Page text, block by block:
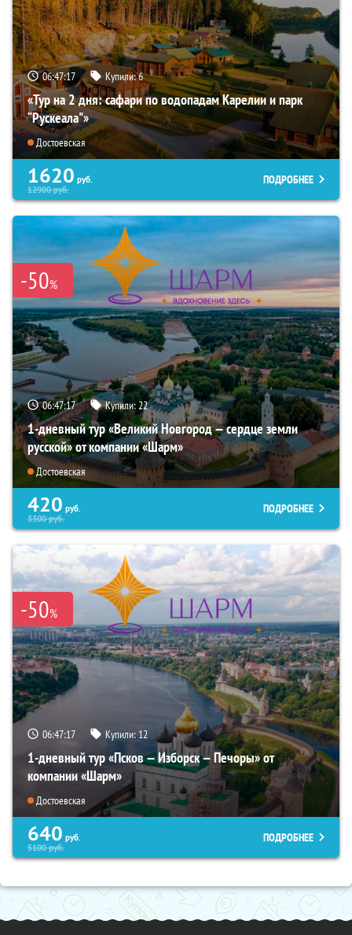
06:47:16 Купили:6
«Тур на 2 дня: сафари по водопадам Карелии и парк
“Рускеала"»
Достоевская
1620 руб.
12900руб.
ПОДРОБНЕЕ
-50%
06:47:16 Купили:22
1-дневный тур «Великий Новгород — сердце земли
русской» от компании «Шарм»
Достоевская
420 руб.
3300руб.
ПОДРОБНЕЕ
-50%
06:47:16 Купили:12
1-дневный тур «Псков — Изборск — Печоры» от
компании «Шарм»
Достоевская
640 руб.
5100руб.
ПОДРОБНЕЕ